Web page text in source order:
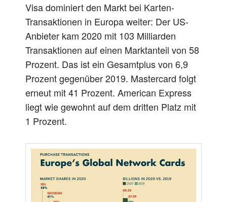
Visa dominiert den Markt bei Karten-
Transaktionen in Europa weiter: Der US-
Anbieter kam 2020 mit 103 Milliarden
Transaktionen auf einen Marktanteil von 58
Prozent. Das ist ein Gesamtplus von 6,9
Prozent gegenüber 2019. Mastercard folgt
erneut mit 41 Prozent. American Express
liegt wie gewohnt auf dem dritten Platz mit
1 Prozent.